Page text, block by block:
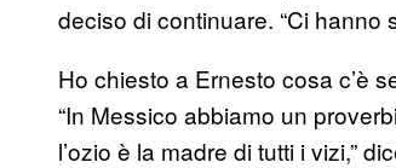
deciso di continuare. “Ci hanno
Ho chiesto a Ernesto cosa c’è
“In Messico abbiamo un
l’ozio è la madre di tutti i vizi,”